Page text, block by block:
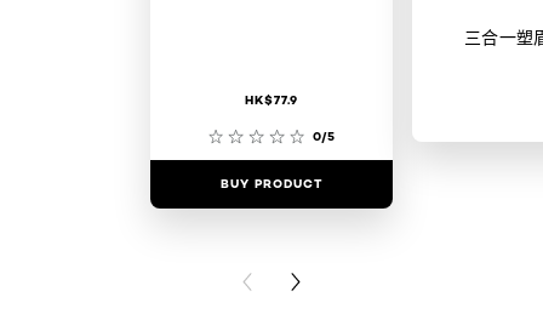
HK$77.9
0/5
BUY PRODUCT
三合一塑
PREVIOUS CARD
NEXT CARD